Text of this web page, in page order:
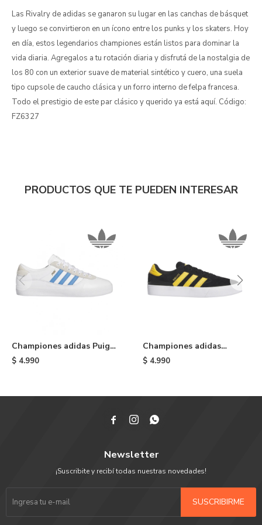
Las Rivalry de adidas se ganaron su lugar en las canchas de básquet
y luego se convirtieron en un ícono entre los punks y los skaters. Hoy
en día, estos legendarios championes están listos para dominar la
vida diaria. Agregalos a tu rotación diaria y disfrutá de la nostalgia de
los 80 con un exterior suave de material sintético y cuero, una suela
tipo cupsole de caucho clásica y un forro interno de felpa francesa.
Todo el prestigio de este par clásico y querido ya está aquí. Código:
FZ6327
PRODUCTOS QUE TE PUEDEN INTERESAR
Championes adidas Puig
Indoor - White & Light
$ 4.990
Championes adidas
Busenitz Vulc II - Black
$ 4.990
  
Newsletter
¡Suscribite y recibí todas nuestras novedades!
SUSCRIBIRME